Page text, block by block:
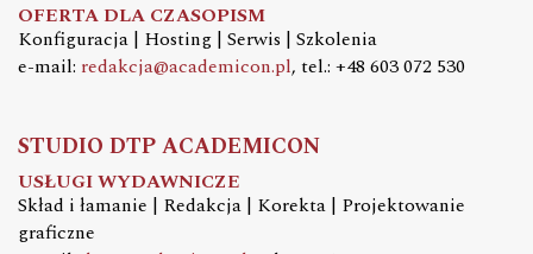
OFERTA DLA CZASOPISM
Konfiguracja | Hosting | Serwis | Szkolenia
e-mail: redakcja@academicon.pl, tel.: +48 603 072 530
STUDIO DTP ACADEMICON
USŁUGI WYDAWNICZE
Skład i łamanie | Redakcja | Korekta | Projektowanie
graficzne